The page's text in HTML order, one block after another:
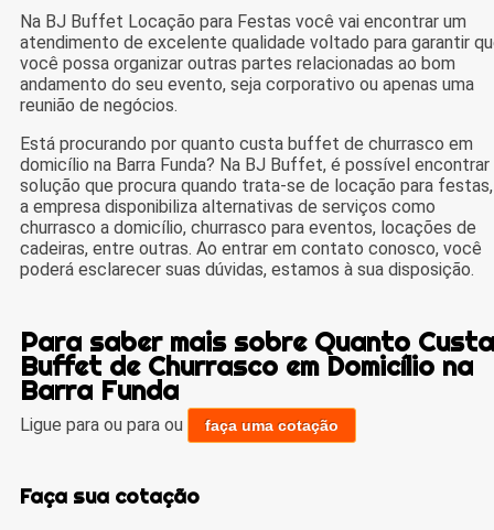
Na BJ Buffet Locação para Festas você vai encontrar um
atendimento de excelente qualidade voltado para garantir
você possa organizar outras partes relacionadas ao bom
andamento do seu evento, seja corporativo ou apenas uma
reunião de negócios.
Está procurando por quanto custa buffet de churrasco em
domicílio na Barra Funda? Na BJ Buffet, é possível encontrar
solução que procura quando trata-se de locação para festas,
a empresa disponibiliza alternativas de serviços como
churrasco a domicílio, churrasco para eventos, locações de
cadeiras, entre outras. Ao entrar em contato conosco, você
poderá esclarecer suas dúvidas, estamos à sua disposição.
Para saber mais sobre Quanto Custa
Buffet de Churrasco em Domicílio na
Barra Funda
Ligue para ou para ou faça uma cotação
Faça sua cotação